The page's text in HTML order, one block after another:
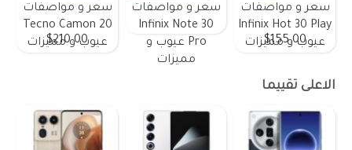
سعر و مواصفات
Infinix Hot 30 Play
عيوب و مميزات
$155.00
سعر و مواصفات
Infinix Note 30
Pro عيوب و
مميزات
سعر و مواصفات
Tecno Camon 20
عيوب و مميزات
$210.00
الاعلى تقييما